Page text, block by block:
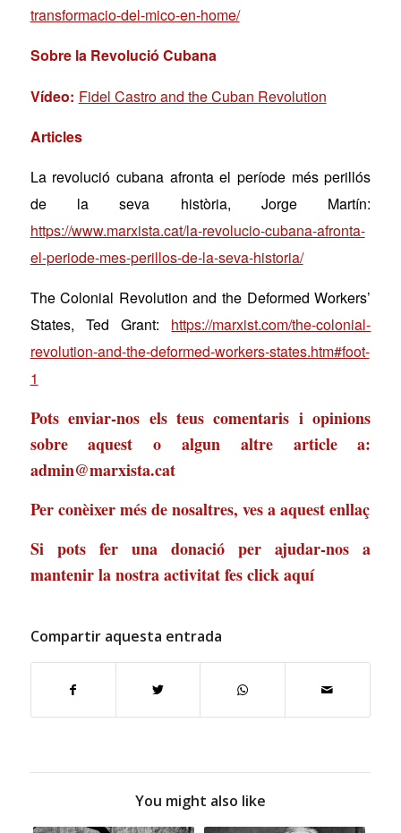
transformacio-del-mico-en-home/
Sobre la Revolució Cubana
Vídeo: Fidel Castro and the Cuban Revolution
Articles
La revolució cubana afronta el període més perillós
de la seva història, Jorge Martín:
https://www.marxista.cat/la-revolucio-cubana-afronta-
el-periode-mes-perillos-de-la-seva-historia/
The Colonial Revolution and the Deformed Workers’
States, Ted Grant: https://marxist.com/the-colonial-
revolution-and-the-deformed-workers-states.htm#foot-
1
Pots enviar-nos els teus comentaris i opinions
sobre aquest o algun altre article a:
admin@marxista.cat
Per conèixer més de nosaltres, ves aaquest enllaç
Si pots fer una donació per ajudar-nos a
mantenir la nostra activitatfes click aquí
Compartir aquesta entrada
You might also like